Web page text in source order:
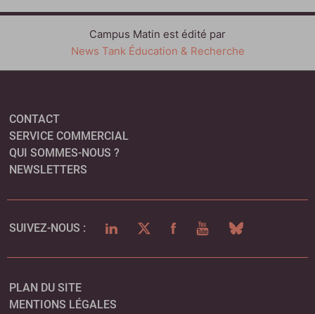
Campus Matin est édité par
News Tank Éducation & Recherche
CONTACT
SERVICE COMMERCIAL
QUI SOMMES-NOUS ?
NEWSLETTERS
SUIVEZ-NOUS : LINKEDINTWITTERFACEBOOKYOUTUBEBLUESKY
PLAN DU SITE
MENTIONS LÉGALES